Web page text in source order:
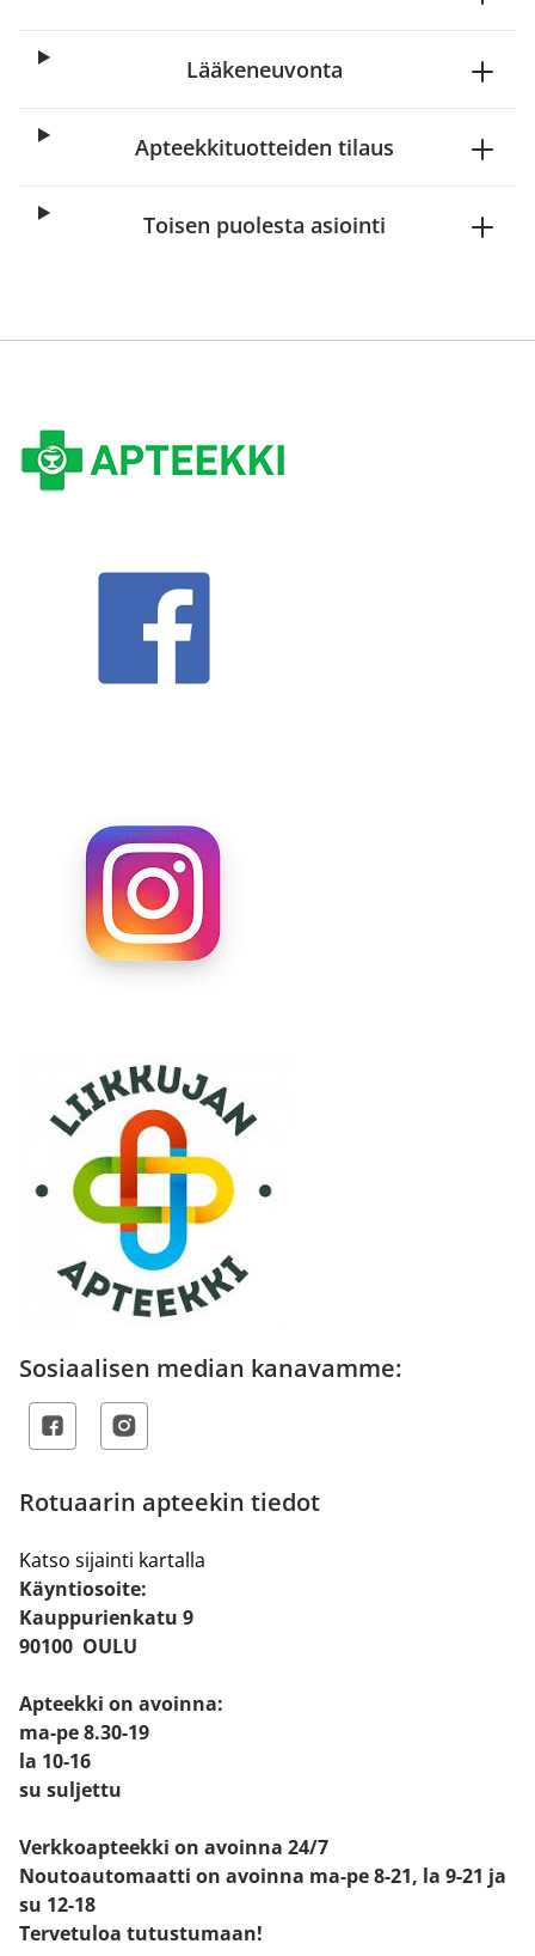
Lääkeneuvonta
Apteekkituotteiden tilaus
Toisen puolesta asiointi
Sosiaalisen median kanavamme:
Rotuaarin apteekin tiedot
Katso sijainti kartalla
Käyntiosoite:
Kauppurienkatu 9
90100 OULU
Apteekki on avoinna:
ma-pe 8.30-19
la 10-16
su suljettu
Verkkoapteekki on avoinna 24/7
Noutoautomaatti on avoinna ma-pe 8-21, la 9-21 ja
su 12-18
Tervetuloa tutustumaan!